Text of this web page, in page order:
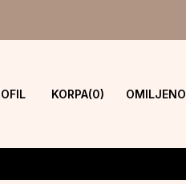
KORPA 0 OMILJENO